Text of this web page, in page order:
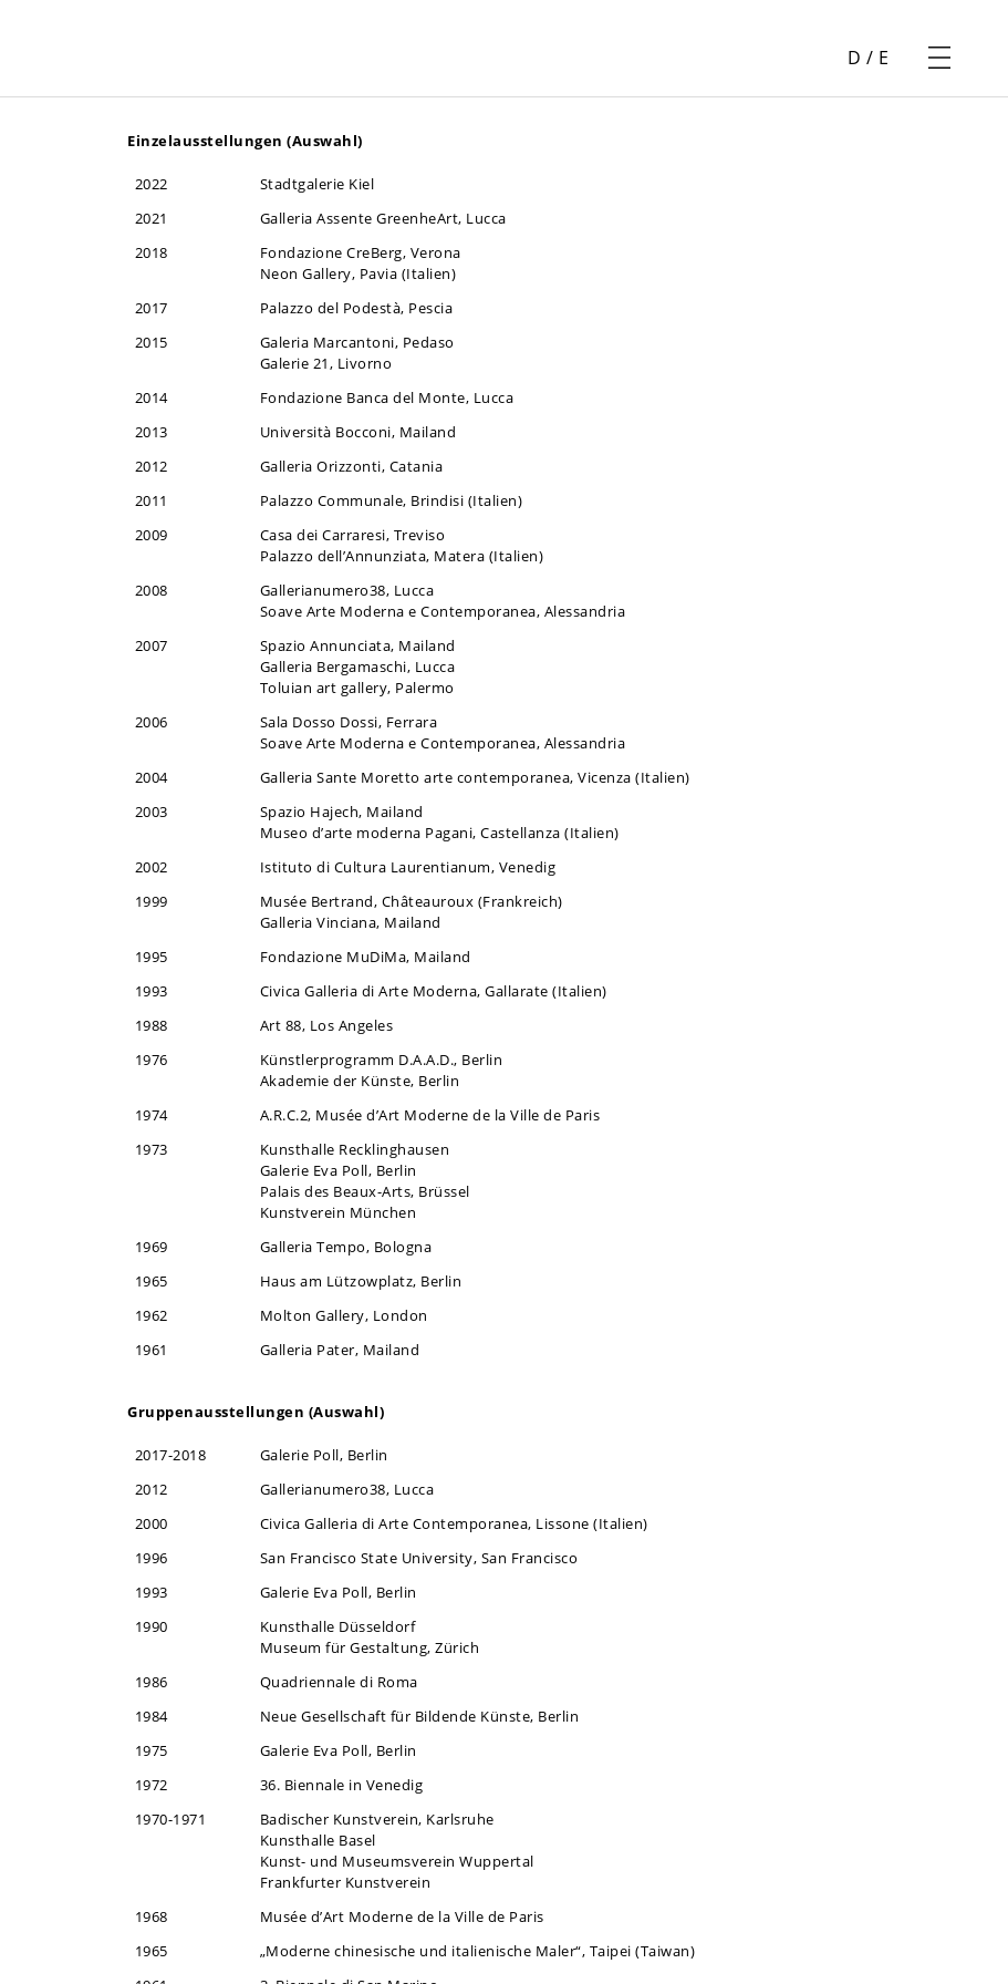
D / E
Einzelausstellungen (Auswahl)
2022
Stadtgalerie Kiel
2021
Galleria Assente GreenheArt, Lucca
2018
Fondazione CreBerg, Verona
Neon Gallery, Pavia (Italien)
2017
Palazzo del Podestà, Pescia
2015
Galeria Marcantoni, Pedaso
Galerie 21, Livorno
2014
Fondazione Banca del Monte, Lucca
2013
Università Bocconi, Mailand
2012
Galleria Orizzonti, Catania
2011
Palazzo Communale, Brindisi (Italien)
2009
Casa dei Carraresi, Treviso
Palazzo dell’Annunziata, Matera (Italien)
2008
Gallerianumero38, Lucca
Soave Arte Moderna e Contemporanea, Alessandria
2007
Spazio Annunciata, Mailand
Galleria Bergamaschi, Lucca
Toluian art gallery, Palermo
2006
Sala Dosso Dossi, Ferrara
Soave Arte Moderna e Contemporanea, Alessandria
2004
Galleria Sante Moretto arte contemporanea, Vicenza (Italien)
2003
Spazio Hajech, Mailand
Museo d’arte moderna Pagani, Castellanza (Italien)
2002
Istituto di Cultura Laurentianum, Venedig
1999
Musée Bertrand, Châteauroux (Frankreich)
Galleria Vinciana, Mailand
1995
Fondazione MuDiMa, Mailand
1993
Civica Galleria di Arte Moderna, Gallarate (Italien)
1988
Art 88, Los Angeles
1976
Künstlerprogramm D.A.A.D., Berlin
Akademie der Künste, Berlin
1974
A.R.C.2, Musée d’Art Moderne de la Ville de Paris
1973
Kunsthalle Recklinghausen
Galerie Eva Poll, Berlin
Palais des Beaux-Arts, Brüssel
Kunstverein München
1969
Galleria Tempo, Bologna
1965
Haus am Lützowplatz, Berlin
1962
Molton Gallery, London
1961
Galleria Pater, Mailand
Gruppenausstellungen (Auswahl)
2017-2018
Galerie Poll, Berlin
2012
Gallerianumero38, Lucca
2000
Civica Galleria di Arte Contemporanea, Lissone (Italien)
1996
San Francisco State University, San Francisco
1993
Galerie Eva Poll, Berlin
1990
Kunsthalle Düsseldorf
Museum für Gestaltung, Zürich
1986
Quadriennale di Roma
1984
Neue Gesellschaft für Bildende Künste, Berlin
1975
Galerie Eva Poll, Berlin
1972
36. Biennale in Venedig
1970-1971
Badischer Kunstverein, Karlsruhe
Kunsthalle Basel
Kunst- und Museumsverein Wuppertal
Frankfurter Kunstverein
1968
Musée d’Art Moderne de la Ville de Paris
1965
„Moderne chinesische und italienische Maler“, Taipei (Taiwan)